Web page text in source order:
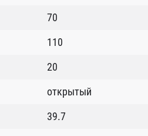
70
110
20
открытый
39.7